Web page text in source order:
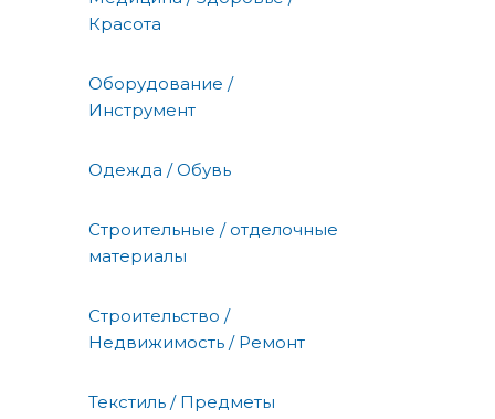
Красота
Оборудование /
Инструмент
Одежда / Обувь
Строительные / отделочные
материалы
Строительство /
Недвижимость / Ремонт
Текстиль / Предметы